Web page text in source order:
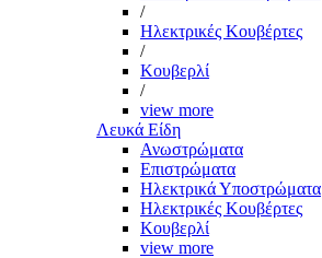
/
Ηλεκτρικές Κουβέρτες
/
Κουβερλί
/
view more
Λευκά Είδη
Ανωστρώματα
Επιστρώματα
Ηλεκτρικά Υποστρώματα
Ηλεκτρικές Κουβέρτες
Κουβερλί
view more